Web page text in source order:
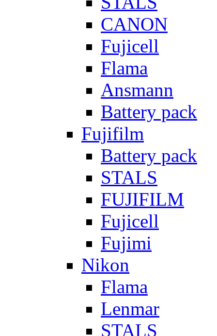
CANON
Fujicell
Flama
Ansmann
Battery pack
Fujifilm
Battery pack
STALS
FUJIFILM
Fujicell
Fujimi
Nikon
Flama
Lenmar
STALS